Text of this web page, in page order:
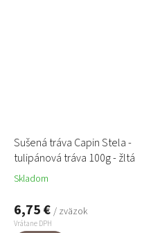
Sušená tráva Capin Stela -
tulipánová tráva 100g - žltá
Skladom
6,75 € / zväzok
Vrátane DPH